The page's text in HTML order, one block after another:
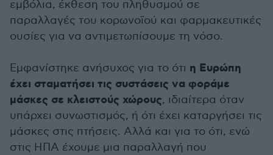
εμβόλια, έκθεση του πληθυσμού σε
παραλλαγές του κορωνοϊού και φαρμακευτικές
ουσίες για να αντιμετωπίσουμε τη νόσο.
Εμφανίστηκε ανήσυχος για το ότι η Ευρώπη
έχει σταματήσει τις συστάσεις να φοράμε
μάσκες σε κλειστούς χώρους, ιδιαίτερα όταν
υπάρχει συνωστισμός, ή ότι έχει καταργήσει τις
μάσκες στις πτήσεις. Αλλά και για το ότι, ενώ
στις ΗΠΑ έχουμε μια παραλλαγή που